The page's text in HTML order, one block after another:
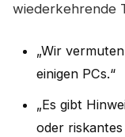
wiederkehrende
„Wir
einigen PCs.“
„Es gibt
oder